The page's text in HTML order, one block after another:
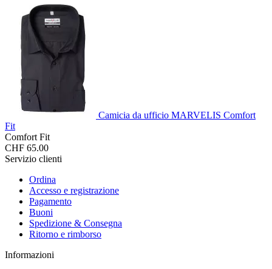
Camicia da ufficio MARVELIS Comfort
Fit
Comfort Fit
CHF 65.00
Servizio clienti
Ordina
Accesso e registrazione
Pagamento
Buoni
Spedizione & Consegna
Ritorno e rimborso
Informazioni